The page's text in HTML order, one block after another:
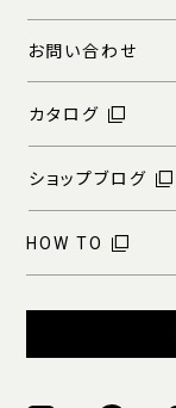
お問い合わせ
カタログ
ショップブログ
HOW TO